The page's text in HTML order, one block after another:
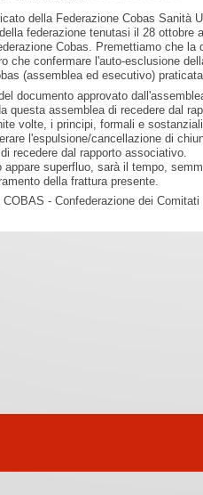
della Federazione Cobas Sanità
federazione tenutasi il 28 ottobre
Cobas. Premettiamo che
che confermare l'auto-esclusione
(assemblea ed esecutivo)
documento approvato
questa assemblea di recedere dal
volte, i principi, formali e
l'espulsione/cancellazione di
recedere dal rapporto associativo.
appare superfluo, sarà il tempo,
della frattura presente.
- Confederazione dei